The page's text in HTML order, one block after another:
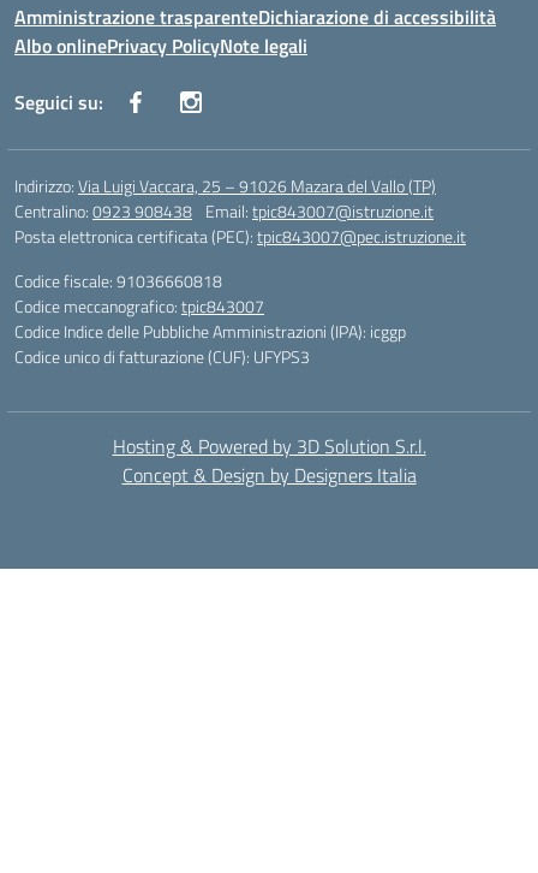
Amministrazione trasparenteDichiarazione di accessibilità
Albo onlinePrivacy PolicyNote legali
Seguici su:
Indirizzo:Via Luigi Vaccara, 25 – 91026 Mazara del Vallo (TP)
Centralino:0923 908438 Email:tpic843007@istruzione.it
Posta elettronica certificata (PEC):tpic843007@pec.istruzione.it
Codice fiscale: 91036660818
Codice meccanografico:tpic843007
Codice Indice delle Pubbliche Amministrazioni (IPA): icggp
Codice unico di fatturazione (CUF): UFYPS3
Hosting & Powered by 3D Solution S.r.l.
Concept & Design by Designers Italia